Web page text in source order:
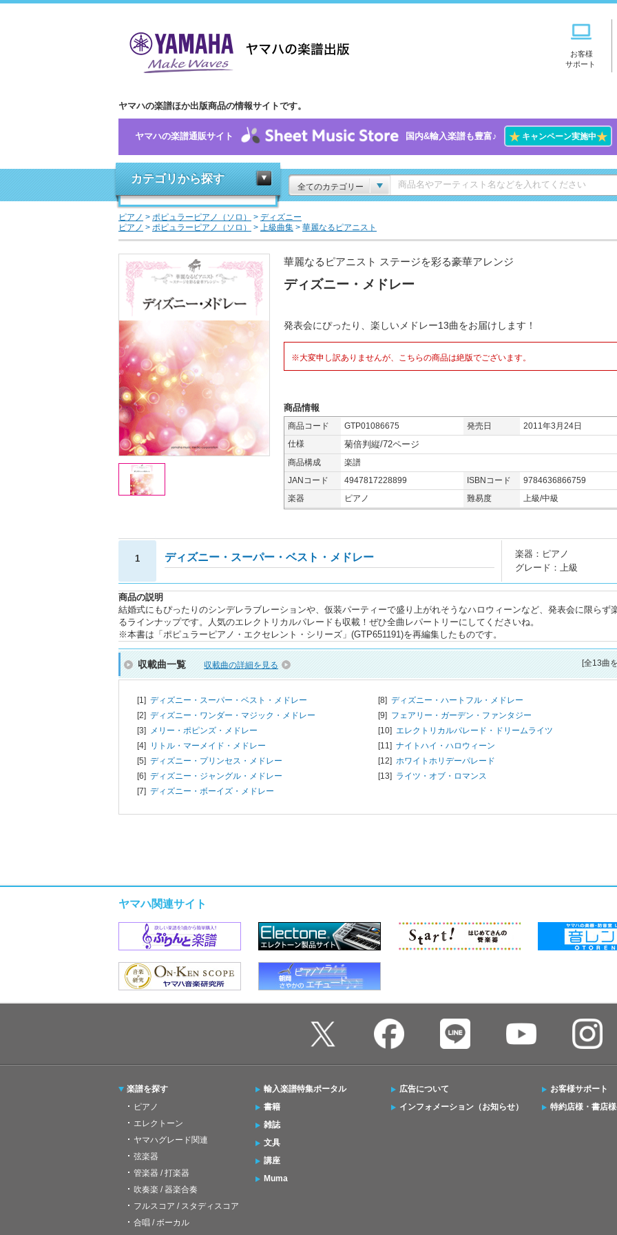
お客様
サポート
ヤマハの楽譜ほか出版商品の情報サイトです。
ヤマハの楽譜通販サイト 国内&輸入楽譜も豊富♪ ★キャンペーン実施中★
カテゴリから探す
全てのカテゴリー
ピアノ > ポピュラーピアノ（ソロ） > ディズニー
ピアノ > ポピュラーピアノ（ソロ） > 上級曲集 > 華麗なるピアニスト
華麗なるピアニスト ステージを彩る豪華アレンジ
ディズニー・メドレー
発表会にぴったり、楽しいメドレー13曲をお届けします！
※大変申し訳ありませんが、こちらの商品は絶版でございます。
商品情報
商品コード GTP01086675 発売日
2011年3月24日
仕様
菊倍判縦/72ページ
商品構成
楽譜
JANコード
4947817228899 ISBNコード
9784636866759
楽器
ピアノ 難易度 上級/中級
1 ディズニー・スーパー・ベスト・メドレー
楽器：ピアノ
グレード：上級
商品の説明
結婚式にもぴったりのシンデレラブレーションや、仮装パーティーで盛り上がれそうなハロウィーンなど、発表会に限らず
るラインナップです。人気のエレクトリカルパレードも収載！ぜひ全曲レパートリーにしてくださいね。
※本書は「ポピュラーピアノ・エクセレント・シリーズ」(GTP651191)を再編集したものです。
収載曲一覧 収載曲の詳細を見る [全13曲
[1] ディズニー・スーパー・ベスト・メドレー
[2] ディズニー・ワンダー・マジック・メドレー
[3] メリー・ポピンズ・メドレー
[4] リトル・マーメイド・メドレー
[5] ディズニー・プリンセス・メドレー
[6] ディズニー・ジャングル・メドレー
[7] ディズニー・ボーイズ・メドレー
[8] ディズニー・ハートフル・メドレー
[9] フェアリー・ガーデン・ファンタジー
[10] エレクトリカルパレード・ドリームライツ
[11] ナイトハイ・ハロウィーン
[12] ホワイトホリデーパレード
[13] ライツ・オブ・ロマンス
ヤマハ関連サイト
楽譜を探す
ピアノ
エレクトーン
ヤマハグレード関連
弦楽器
管楽器 / 打楽器
吹奏楽 / 器楽合奏
フルスコア / スタディスコア
合唱 / ボーカル
輸入楽譜特集ポータル
書籍
雑誌
文具
講座
Muma
広告について
インフォメーション（お知らせ）
お客様サポート
特約店様・書店